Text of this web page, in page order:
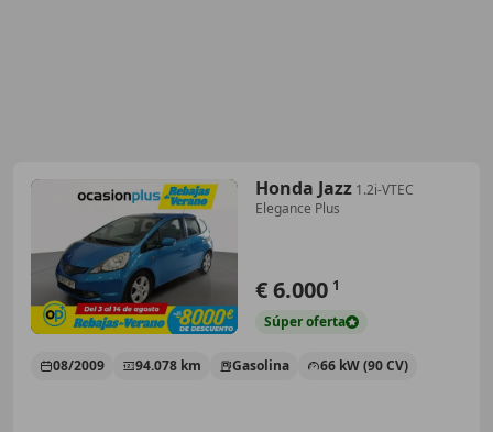
Honda Jazz 1.2i-VTEC
Elegance Plus
€ 6.000 1
Súperoferta
08/2009 94.078 km Gasolina 66 kW (90 CV)